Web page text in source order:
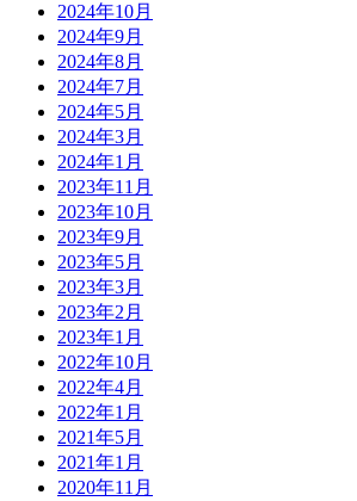
2024年10月
2024年9月
2024年8月
2024年7月
2024年5月
2024年3月
2024年1月
2023年11月
2023年10月
2023年9月
2023年5月
2023年3月
2023年2月
2023年1月
2022年10月
2022年4月
2022年1月
2021年5月
2021年1月
2020年11月